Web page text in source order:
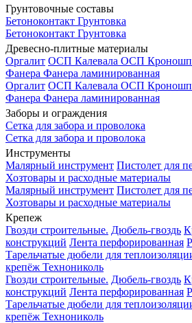
Грунтовочные составы
Бетоноконтакт Грунтовка
Бетоноконтакт Грунтовка
Древесно-плитные материалы
Оргалит ОСП Калевала ОСП
Фанера Фанера ламинированная
Оргалит ОСП Калевала ОСП
Фанера Фанера ламинированная
Заборы и ограждения
Сетка для забора и проволока
Сетка для забора и проволока
Инструменты
Малярный инструмент Пистолет для
Хозтовары и расходные материалы
Малярный инструмент Пистолет для
Хозтовары и расходные материалы
Крепеж
Гвозди строительные. Дюбель-гвоздь
конструкций Лента перфорированная
Тарельчатые дюбели для
крепёж Технониколь
Гвозди строительные. Дюбель-гвоздь
конструкций Лента перфорированная
Тарельчатые дюбели для
крепёж Технониколь